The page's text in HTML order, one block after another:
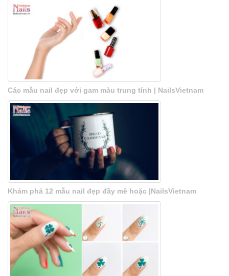
Các mẫu nail đẹp với gam màu trung tính | NailsVietnam
Khám phá 12 mẫu nail đẹp đầy mê hoặc |NailsVietnam